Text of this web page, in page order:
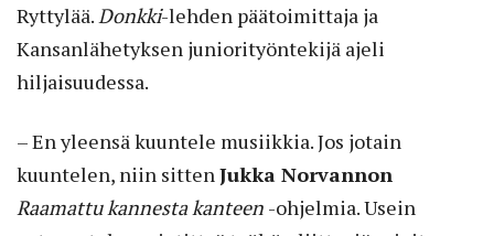
Ryttylää.Donkki-lehden päätoimittaja ja
Kansanlähetyksen juniorityöntekijä ajeli
hiljaisuudessa.
– En yleensä kuuntele musiikkia. Jos jotain
kuuntelen, niin sittenJukka Norvannon
Raamattu kannesta kanteen -ohjelmia. Usein